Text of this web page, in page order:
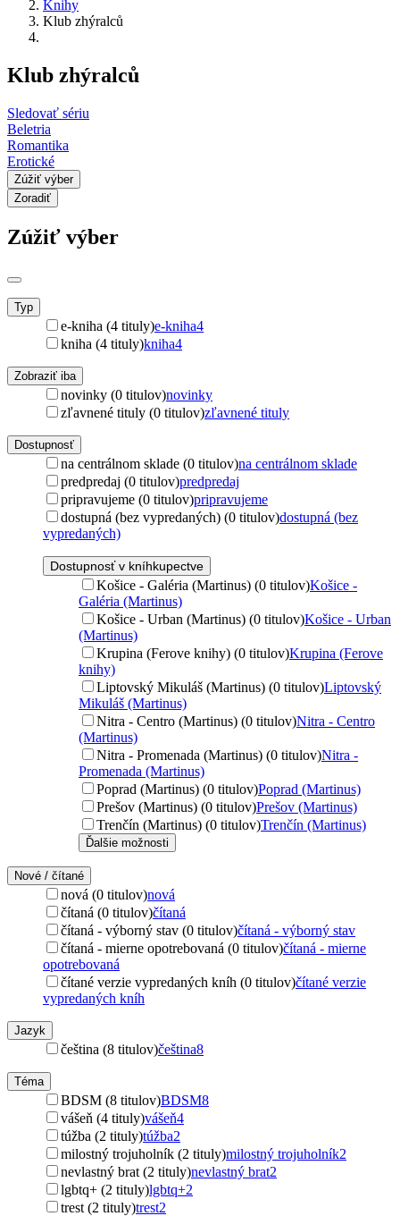
Knihy
Klub zhýralců
Klub zhýralců
Sledovať sériu
Beletria
Romantika
Erotické
Zúžiť výber
Zoradiť
Zúžiť výber
Typ
e-kniha (4 tituly)e-kniha4
kniha (4 tituly)kniha4
Zobraziť iba
novinky (0 titulov)novinky
zľavnené tituly (0 titulov)zľavnené tituly
Dostupnosť
na centrálnom sklade (0 titulov)na centrálnom sklade
predpredaj (0 titulov)predpredaj
pripravujeme (0 titulov)pripravujeme
dostupná (bez vypredaných) (0 titulov)dostupná (bez
vypredaných)
Dostupnosť v kníhkupectve
Košice - Galéria (Martinus) (0 titulov)Košice -
Galéria (Martinus)
Košice - Urban (Martinus) (0 titulov)Košice - Urban
(Martinus)
Krupina (Ferove knihy) (0 titulov)Krupina (Ferove
knihy)
Liptovský Mikuláš (Martinus) (0 titulov)Liptovský
Mikuláš (Martinus)
Nitra - Centro (Martinus) (0 titulov)Nitra - Centro
(Martinus)
Nitra - Promenada (Martinus) (0 titulov)Nitra -
Promenada (Martinus)
Poprad (Martinus) (0 titulov)Poprad (Martinus)
Prešov (Martinus) (0 titulov)Prešov (Martinus)
Trenčín (Martinus) (0 titulov)Trenčín (Martinus)
Ďalšie možnosti
Nové / čítané
nová (0 titulov)nová
čítaná (0 titulov)čítaná
čítaná - výborný stav (0 titulov)čítaná - výborný stav
čítaná - mierne opotrebovaná (0 titulov)čítaná - mierne
opotrebovaná
čítané verzie vypredaných kníh (0 titulov)čítané verzie
vypredaných kníh
Jazyk
čeština (8 titulov)čeština8
Téma
BDSM (8 titulov)BDSM8
vášeň (4 tituly)vášeň4
túžba (2 tituly)túžba2
milostný trojuholník (2 tituly)milostný trojuholník2
nevlastný brat (2 tituly)nevlastný brat2
lgbtq+ (2 tituly)lgbtq+2
trest (2 tituly)trest2